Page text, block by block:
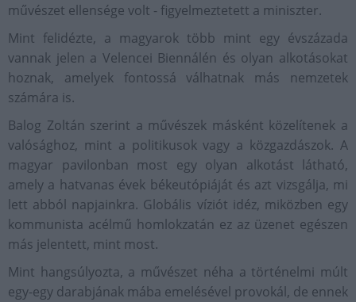
művészet ellensége volt - figyelmeztetett a miniszter.
Mint felidézte, a magyarok több mint egy évszázada
vannak jelen a Velencei Biennálén és olyan alkotásokat
hoznak, amelyek fontossá válhatnak más nemzetek
számára is.
Balog Zoltán szerint a művészek másként közelítenek a
valósághoz, mint a politikusok vagy a közgazdászok. A
magyar pavilonban most egy olyan alkotást látható,
amely a hatvanas évek békeutópiáját és azt vizsgálja, mi
lett abból napjainkra. Globális víziót idéz, miközben egy
kommunista acélmű homlokzatán ez az üzenet egészen
más jelentett, mint most.
Mint hangsúlyozta, a művészet néha a történelmi múlt
egy-egy darabjának mába emelésével provokál, de ennek